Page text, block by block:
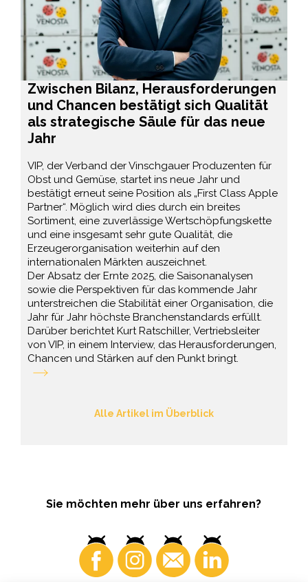
Zwischen Bilanz, Herausforderungen
und Chancen bestätigt sich Qualität
als strategische Säule für das neue
Jahr
VIP, der Verband der Vinschgauer Produzenten für
Obst und Gemüse, startet ins neue Jahr und
bestätigt erneut seine Position als „First Class Apple
Partner“. Möglich wird dies durch ein breites
Sortiment, eine zuverlässige Wertschöpfungskette
und eine insgesamt sehr gute Qualität, die
Erzeugerorganisation weiterhin auf den
internationalen Märkten auszeichnet.
Der Absatz der Ernte 2025, die Saisonanalysen
sowie die Perspektiven für das kommende Jahr
unterstreichen die Stabilität einer Organisation, die
Jahr für Jahr höchste Branchenstandards erfüllt.
Darüber berichtet Kurt Ratschiller, Vertriebsleiter
von VIP, in einem Interview, das Herausforderungen,
Chancen und Stärken auf den Punkt bringt.
Alle Artikel im Überblick
Sie möchten mehr über uns erfahren?